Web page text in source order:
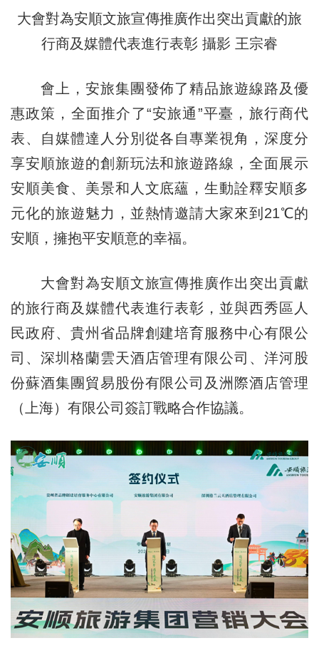
大會對為安順文旅宣傳推廣作出突出貢獻的旅
行商及媒體代表進行表彰 攝影 王宗睿
會上，安旅集團發佈了精品旅遊線路及優
惠政策，全面推介了“安旅通”平臺，旅行商代
表、自媒體達人分別從各自專業視角，深度分
享安順旅遊的創新玩法和旅遊路線，全面展示
安順美食、美景和人文底蘊，生動詮釋安順多
元化的旅遊魅力，並熱情邀請大家來到21℃的
安順，擁抱平安順意的幸福。
大會對為安順文旅宣傳推廣作出 突出貢獻
的旅行商及媒體代表進行表彰，並與西秀區人
民政府、貴州省品牌創建培育服務中心有限公
司、深圳格蘭雲天酒店管理有限公司、洋河股
份蘇酒集團貿易股份有限公司及洲際酒店管理
（上海）有限公司簽訂戰略合作協議。